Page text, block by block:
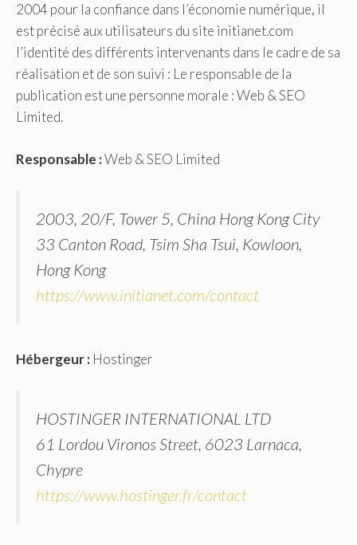
2004 pour la confiance dans l’économie numérique, il
est précisé aux utilisateurs du site initianet.com
l’identité des différents intervenants dans le cadre de sa
réalisation et de son suivi : Le responsable de la
publication est une personne morale : Web & SEO
Limited.
Responsable :Web & SEO Limited
2003, 20/F, Tower 5, China Hong Kong City
33 Canton Road, Tsim Sha Tsui, Kowloon,
Hong Kong
https://www.initianet.com/contact
Hébergeur : Hostinger
HOSTINGER INTERNATIONAL LTD
61 Lordou Vironos Street, 6023 Larnaca,
Chypre
https://www.hostinger.fr/contact